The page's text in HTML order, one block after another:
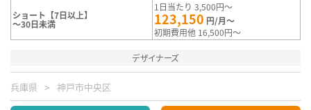
ショート【7日以上】
～30日未満
1日当たり 3,500円～
123,150 円/月～
初期費用他 16,500円～
デザイナーズ
兵庫県 神戸市中央区